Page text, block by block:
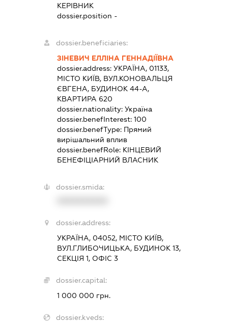
КЕРІВНИК
dossier.position -
dossier.beneficiaries:
ЗІНЕВИЧ ЕЛЛІНА ГЕННАДІЇВНА
dossier.address: УКРАЇНА, 01133,
МІСТО КИЇВ, ВУЛ.КОНОВАЛЬЦЯ
ЄВГЕНА, БУДИНОК 44-А,
КВАРТИРА 620
dossier.nationality: Україна
dossier.benefInterest: 100
dossier.benefType: Прямий
вирішальний вплив
dossier.benefRole: КІНЦЕВИЙ
БЕНЕФІЦІАРНИЙ ВЛАСНИК
dossier.smida:
dossier.address:
УКРАЇНА, 04052, МІСТО КИЇВ,
ВУЛ.ГЛИБОЧИЦЬКА, БУДИНОК 13,
СЕКЦІЯ 1, ОФІС 3
dossier.capital:
1 000 000 грн.
dossier.kveds: